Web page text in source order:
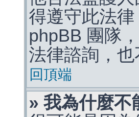
得遵守此法
phpBB 團隊
法律諮詢，
回頂端
» 我為什麼不